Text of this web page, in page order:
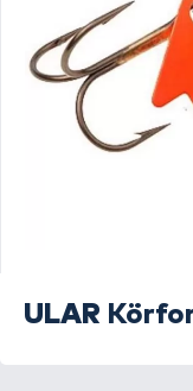
ULAR